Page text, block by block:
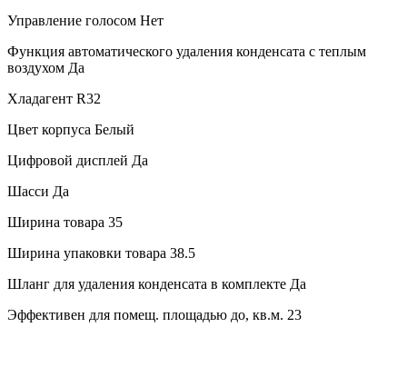
Управление голосом Нет
Функция автоматического удаления конденсата с теплым
воздухом Да
Хладагент R32
Цвет корпуса Белый
Цифровой дисплей Да
Шасси Да
Ширина товара 35
Ширина упаковки товара 38.5
Шланг для удаления конденсата в комплекте Да
Эффективен для помещ. площадью до, кв.м. 23